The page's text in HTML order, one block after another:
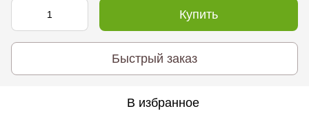
Купить
Быстрый заказ
В избранное